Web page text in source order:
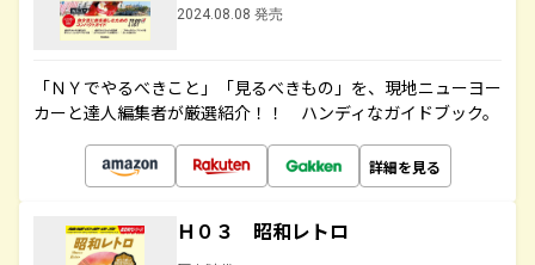
2024.08.08 発売
「ＮＹでやるべきこと」「見るべきもの」を、現地ニューヨー
カーと達人編集者が厳選紹介！！ ハンディなガイドブック。
詳細を見る
Ｈ０３ 昭和レトロ